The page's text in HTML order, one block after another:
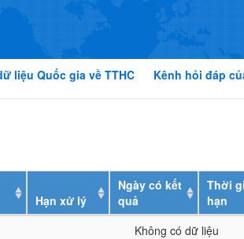
liệu Quốc gia về TTHC Kênh hỏi đáp
Hạn xử lý
Ngày có kết
quả
Thời
hạn
Không có dữ liệu